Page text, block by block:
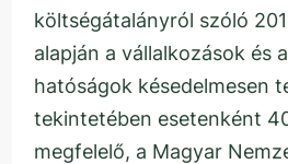
költségátalányról szóló
alapján a vállalkozások és
hatóságok késedelmesen
tekintetében esetenként
megfelelő, a Magyar